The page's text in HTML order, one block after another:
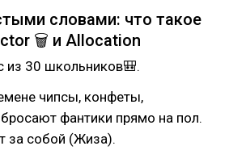
словами: что такое
🗑 и Allocation
из 30 школьников🎒.
чипсы, конфеты,
фантики прямо на пол.
за собой (Жиза).